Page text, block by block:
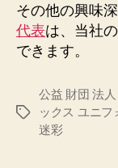
その他の興味
代表は、当社
できます。
Etiquetas
公益 財団 法
ックス ユニフ
迷彩